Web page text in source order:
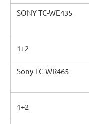
SONY TC-WE435
1+2
Sony TC-WR465
1+2